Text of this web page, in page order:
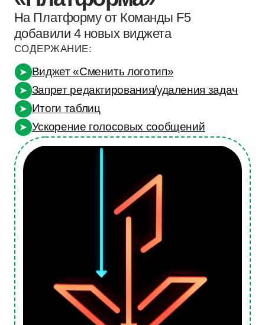
СОДЕРЖАНИЕ:
➤ Виджет «Сменить логотип»
➤ Запрет редактирования/удаления задач
➤ Ускорение голосовых сообщений